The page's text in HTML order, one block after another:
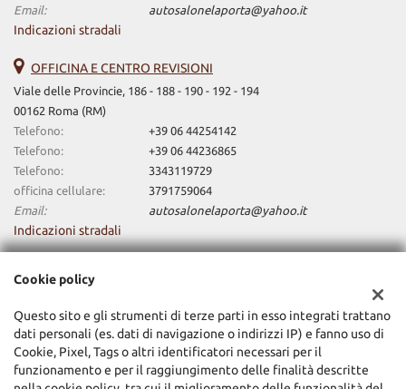
Email:
autosalonelaporta@yahoo.it
Indicazioni stradali
OFFICINA E CENTRO REVISIONI
Viale delle Provincie, 186 - 188 - 190 - 192 - 194
00162 Roma (RM)
Telefono:
+39 06 44254142
Telefono:
+39 06 44236865
Telefono:
3343119729
officina cellulare:
3791759064
Email:
autosalonelaporta@yahoo.it
Indicazioni stradali
La Porta Domenico E C. Srl
Via Cupa 16, Roma (RM)
C.F/P.IVA:01637411008
Registro delle imprese: RM
Cookie policy
Questo sito e gli strumenti di terze parti in esso integrati trattano
dati personali (es. dati di navigazione o indirizzi IP) e fanno uso di
Cookie, Pixel, Tags o altri identificatori necessari per il
funzionamento e per il raggiungimento delle finalità descritte